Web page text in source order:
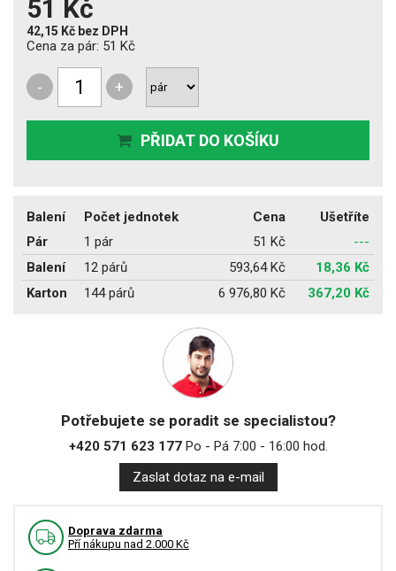
51 Kč
42,15 Kč bez DPH
Cena za pár: 51 Kč
- +
PŘIDAT DO KOŠÍKU
Balení Počet jednotek Cena
Ušetříte
Pár
1 pár 51 Kč
---
Balení
12 párů 593,64 Kč
18,36 Kč
Karton
144 párů 6 976,80 Kč 367,20 Kč
Potřebujete se poradit se specialistou?
+420 571 623 177Po - Pá 7:00 - 16:00 hod.
Zaslat dotaz na e-mail
Doprava zdarma
Pří nákupu nad 2.000 Kč